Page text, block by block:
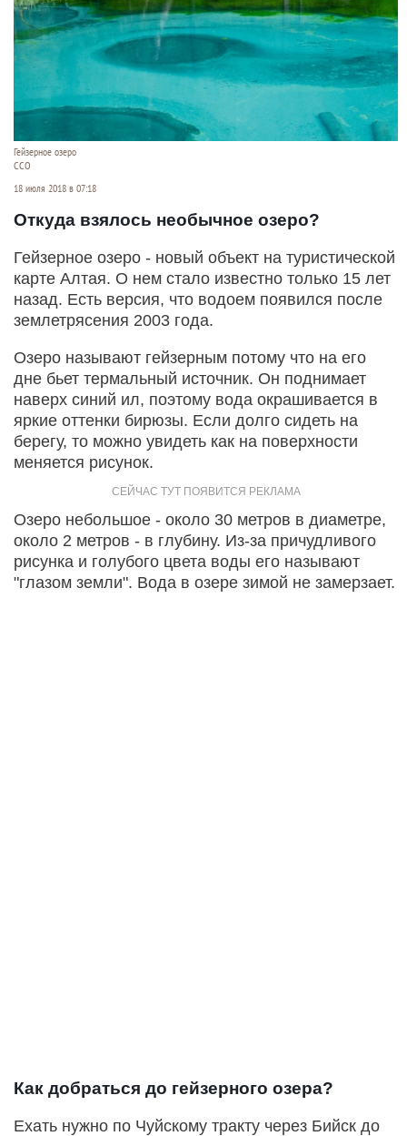
Гейзерное озеро
ССО
18 июля 2018 в 07:18
Откуда взялось необычное озеро?
Гейзерное озеро - новый объект на туристической
карте Алтая. О нем стало известно только 15 лет
назад. Есть версия, что водоем появился после
землетрясения 2003 года.
Озеро называют гейзерным потому что на его
дне бьет термальный источник. Он поднимает
наверх синий ил, поэтому вода окрашивается в
яркие оттенки бирюзы. Если долго сидеть на
берегу, то можно увидеть как на поверхности
меняется рисунок.
Озеро небольшое - около 30 метров в диаметре,
около 2 метров - в глубину. Из-за причудливого
рисунка и голубого цвета воды его называют
"глазом земли". Вода в озере зимой не замерзает.
Как добраться до гейзерного озера?
Ехать нужно по Чуйскому тракту через Бийск до